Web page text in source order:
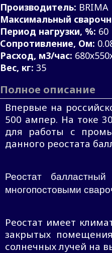
Производитель: BRIMA
Максимальный
Период нагрузки, %: 60
Сопротивление, Ом:
Расход, м3/час:
Вес, кг: 35
Полное описание
Впервые на
500 ампер. На токе
для работы с
данного реостата
Реостат
многопостовыми
Реостат имеет
закрытых
солнечных лучей на